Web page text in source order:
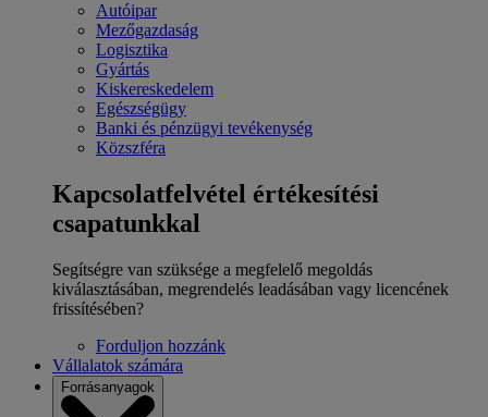
Autóipar
Mezőgazdaság
Logisztika
Gyártás
Kiskereskedelem
Egészségügy
Banki és pénzügyi tevékenység
Közszféra
Kapcsolatfelvétel értékesítési
csapatunkkal
Segítségre van szüksége a megfelelő megoldás
kiválasztásában, megrendelés leadásában vagy licencének
frissítésében?
Forduljon hozzánk
Vállalatok számára
Forrásanyagok